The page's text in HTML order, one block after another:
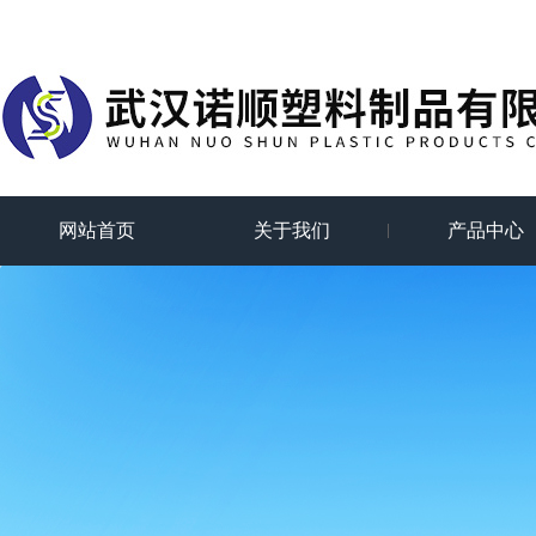
网站首页 关于我们 产品中心